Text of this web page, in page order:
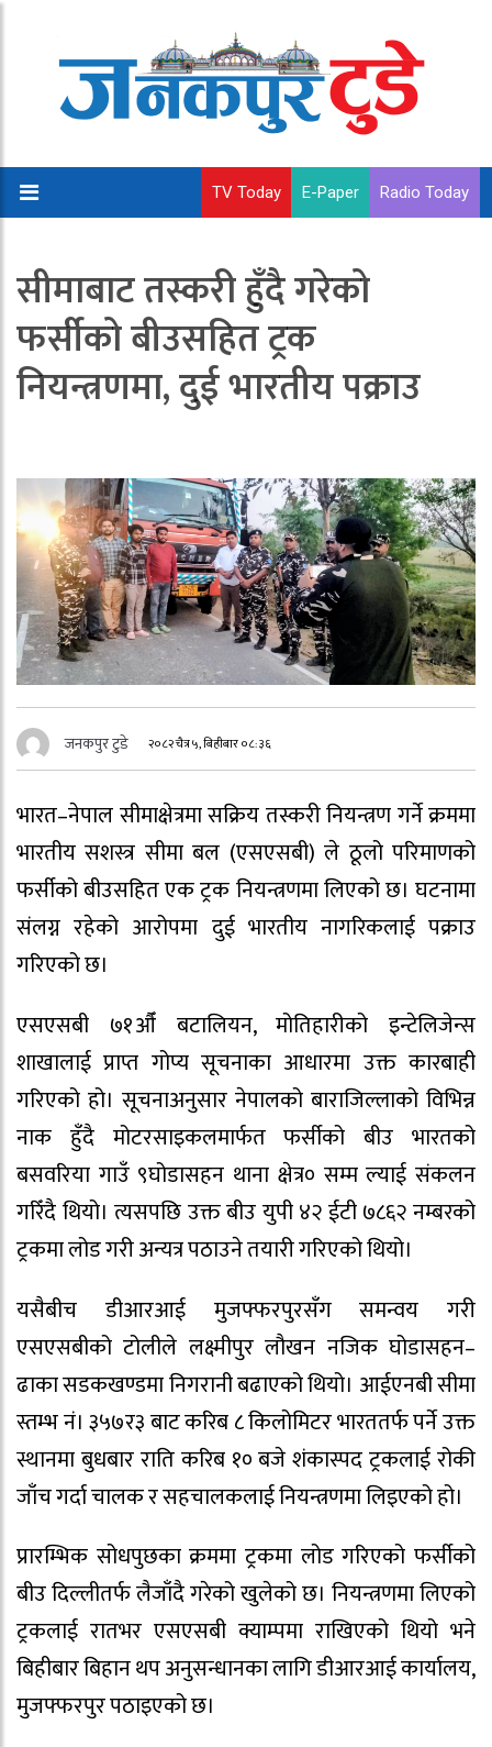
TV Today E-Paper Radio Today
सीमाबाट तस्करी हुँदै गरेको
फर्सीको बीउसहित ट्रक
नियन्त्रणमा, दुई भारतीय पक्राउ
जनकपुर टुडे २०८२ चैत्र ५, बिहीबार ०८:३६
भारत–नेपाल सीमाक्षेत्रमा सक्रिय तस्करी नियन्त्रण गर्ने क्रममा
भारतीय सशस्त्र सीमा बल (एसएसबी) ले ठूलो परिमाणको
फर्सीको बीउसहित एक ट्रक नियन्त्रणमा लिएको छ। घटनामा
संलग्न रहेको आरोपमा दुई भारतीय नागरिकलाई पक्राउ
गरिएको छ।
एसएसबी ७१औँ बटालियन, मोतिहारीको इन्टेलिजेन्स
शाखालाई प्राप्त गोप्य सूचनाका आधारमा उक्त कारबाही
गरिएको हो। सूचनाअनुसार नेपालको बाराजिल्लाको विभिन्न
नाक हुँदै मोटरसाइकलमार्फत फर्सीको बीउ भारतको
बसवरिया गाउँ ९घोडासहन थाना क्षेत्र० सम्म ल्याई संकलन
गरिँदै थियो। त्यसपछि उक्त बीउ युपी ४२ ईटी ७८६२ नम्बरको
ट्रकमा लोड गरी अन्यत्र पठाउने तयारी गरिएको थियो।
यसैबीच डीआरआई मुजफ्फरपुरसँग समन्वय गरी
एसएसबीको टोलीले लक्ष्मीपुर लौखन नजिक घोडासहन–
ढाका सडकखण्डमा निगरानी बढाएको थियो। आईएनबी सीमा
स्तम्भ नं। ३५७र३ बाट करिब ८ किलोमिटर भारततर्फ पर्ने उक्त
स्थानमा बुधबार राति करिब १० बजे शंकास्पद ट्रकलाई रोकी
जाँच गर्दा चालक र सहचालकलाई नियन्त्रणमा लिइएको हो।
प्रारम्भिक सोधपुछका क्रममा ट्रकमा लोड गरिएको फर्सीको
बीउ दिल्लीतर्फ लैजाँदै गरेको खुलेको छ। नियन्त्रणमा लिएको
ट्रकलाई रातभर एसएसबी क्याम्पमा राखिएको थियो भने
बिहीबार बिहान थप अनुसन्धानका लागि डीआरआई कार्यालय,
मुजफ्फरपुर पठाइएको छ।